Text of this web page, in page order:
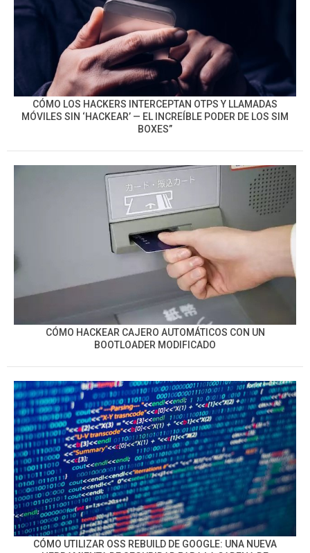
CÓMO LOS HACKERS INTERCEPTAN OTPS Y LLAMADAS
MÓVILES SIN ‘HACKEAR’ — EL INCREÍBLE PODER DE LOS SIM
BOXES”
CÓMO HACKEAR CAJERO AUTOMÁTICOS CON UN
BOOTLOADER MODIFICADO
CÓMO UTILIZAR OSS REBUILD DE GOOGLE: UNA NUEVA